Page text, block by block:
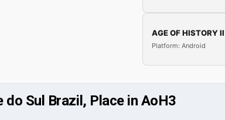
AGE OF HISTORY II
Platform: Android
Sul Brazil, Place in AoH3